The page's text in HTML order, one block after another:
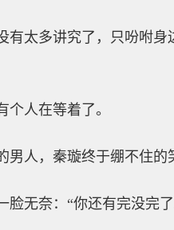
有太多讲究了，只吩咐
人在等着了。
男人，秦璇终于绷不住的
脸无奈：“你还有完没